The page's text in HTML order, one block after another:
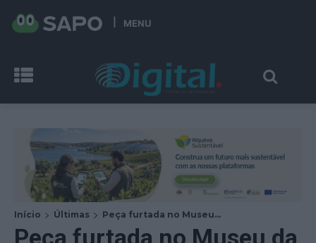
MENU
Início Últimas Peça furtada no Museu...
Peça furtada no Museu da